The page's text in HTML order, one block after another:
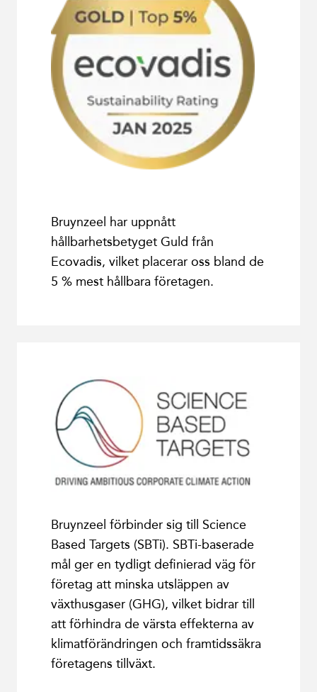
Bruynzeel har uppnått
hållbarhetsbetyget Guld från
Ecovadis, vilket placerar oss bland de
5 % mest hållbara företagen.
Bruynzeel förbinder sig till Science
Based Targets (SBTi). SBTi-baserade
mål ger en tydligt definierad väg för
företag att minska utsläppen av
växthusgaser (GHG), vilket bidrar till
att förhindra de värsta effekterna av
klimatförändringen och framtidssäkra
företagens tillväxt.